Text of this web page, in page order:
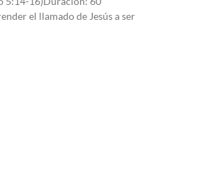
el llamado de Jesús a ser